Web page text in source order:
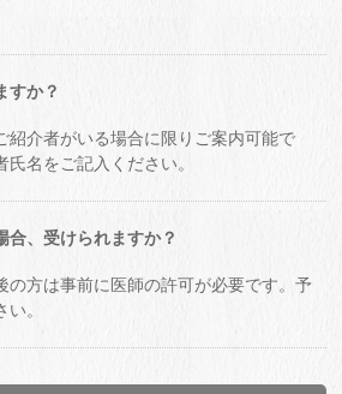
すか？
紹介者がいる場合に限りご案内可能で
名をご記入ください。
合、受けられますか？
の方は事前に医師の許可が必要です。予
。